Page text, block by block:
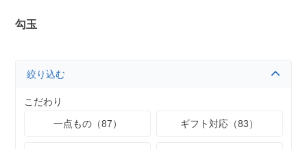
勾玉
絞り込む
こだわり
一点もの（87）
ギフト対応（83）